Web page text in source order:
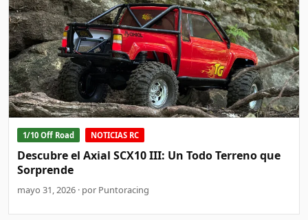
1/10 Off Road NOTICIAS RC
Descubre el Axial SCX10 III: Un Todo Terreno que
Sorprende
mayo 31, 2026 · por Puntoracing